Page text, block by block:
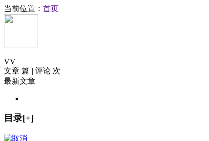
当前位置： 首页
VV
文章 篇 | 评论 次
最新文章
目录[+]